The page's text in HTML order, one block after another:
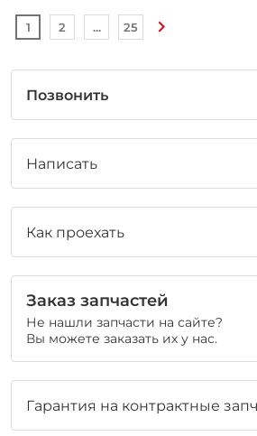
1 2 ... 25
Позвонить
Написать
Как проехать
Заказ запчастей
Не нашли запчасти на сайте?
Вы можете заказать их у нас.
Гарантия на контрактные